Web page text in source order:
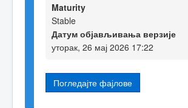
Maturity
Stable
Датум објављивања верзије
уторак, 26 мај 2026 17:22
Погледајте фајлове